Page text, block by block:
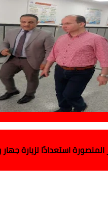
استعدادًا لزيارة